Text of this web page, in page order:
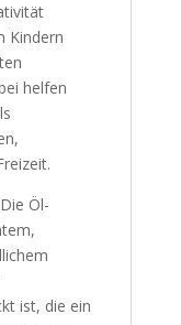
Kindern
helfen
Öl-
ist, die ein